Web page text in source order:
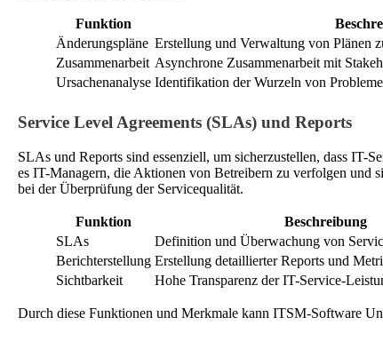
Funktion
Änderungspläne Erstellung und Verwaltung von Plänen
Zusammenarbeit Asynchrone Zusammenarbeit mit
Ursachenanalyse Identifikation der Wurzeln von
Service Level Agreements (SLAs) und Reports
SLAs und Reports sind essenziell, um sicherzustellen, dass IT-
es IT-Managern, die Aktionen von Betreibern zu verfolgen und
bei der Überprüfung der Servicequalität.
Funktion
Beschreibung
SLAs
Definition und Überwachung von
Berichterstellung Erstellung detaillierter Reports und
Sichtbarkeit
Hohe Transparenz der IT-Service-
Durch diese Funktionen und Merkmale kann ITSM-Software